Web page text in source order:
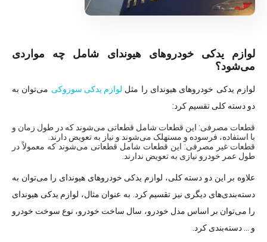
لوازم یدکی خودروهای هیوندای شامل چه مواردی
می‌شود؟
لوازم یدکی خودروهای هیوندای را مثل لوازم یدکی سوزوکی می‌توان به
دو دسته کلی تقسیم کرد:
قطعات مصرفی: این قطعات شامل قطعاتی می‌شوند که در طول زمان و
با استفاده، فرسوده و مستهلک می‌شوند و نیاز به تعویض دارند.
قطعات غیر مصرفی: این قطعات شامل قطعاتی می‌شوند که معمولاً در
طول عمر خودرو نیازی به تعویض ندارند.
علاوه بر این دو دسته کلی، لوازم یدکی خودروهای هیوندای را می‌توان به
دسته‌بندی‌های دیگری نیز تقسیم کرد. به عنوان مثال، لوازم یدکی هیوندای
را می‌توان بر اساس مدل خودرو، سال ساخت خودرو، نوع سوخت خودرو
و … دسته‌بندی کرد.